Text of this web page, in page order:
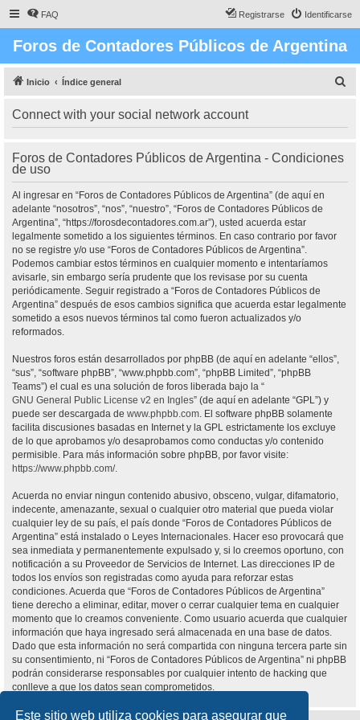
Este sitio web utiliza cookies para asegurar que
FAQ Identificarse
Registrarse
Foros de Contadores Públicos de Argentina
Inicio Índice general
Connect with your social network account
Foros de Contadores Públicos de Argentina - Condiciones
de uso
Al ingresar en “Foros de Contadores Públicos de Argentina” (de aquí en
adelante “nosotros”, “nos”, “nuestro”, “Foros de Contadores Públicos de
Argentina”, “https://forosdecontadores.com.ar”), usted acuerda estar
legalmente sometido a los siguientes términos. En caso contrario por favor
no se registre y/o use “Foros de Contadores Públicos de Argentina”.
Podemos cambiar estos términos en cualquier momento e intentaríamos
avisarle, sin embargo sería prudente que los revisase por su cuenta
periódicamente. Seguir registrado a “Foros de Contadores Públicos de
Argentina” después de esos cambios significa que acuerda estar legalmente
sometido a esos nuevos términos tal como fueron actualizados y/o
reformados.
Nuestros foros están desarrollados por phpBB (de aquí en adelante “ellos”,
“sus”, “software phpBB”, “www.phpbb.com”, “phpBB Limited”, “phpBB
Teams”) el cual es una solución de foros liberada bajo la “
GNU General Public License v2 en Ingles” (de aquí en adelante “GPL”) y
puede ser descargada de www.phpbb.com. El software phpBB solamente
facilita discusiones basadas en Internet y la GPL estrictamente los excluye
de lo que aprobamos y/o desaprobamos como conductas y/o contenido
permisible. Para más información sobre phpBB, por favor visite:
https://www.phpbb.com/.
Acuerda no enviar ningun contenido abusivo, obsceno, vulgar, difamatorio,
indecente, amenazante, sexual o cualquier otro material que pueda violar
cualquier ley de su país, el país donde “Foros de Contadores Públicos de
Argentina” está instalado o Leyes Internacionales. Hacer eso provocará que
sea inmediata y permanentemente expulsado y, si lo creemos oportuno, con
notificación a su Proveedor de Servicios de Internet. Las direcciones IP de
todos los envíos son registradas como ayuda para reforzar estas
condiciones. Acuerda que “Foros de Contadores Públicos de Argentina”
tiene derecho a eliminar, editar, mover o cerrar cualquier tema en cualquier
momento que lo creamos conveniente. Como usuario acuerda que cualquier
información que haya ingresado será almacenada en una base de datos.
Dado que esta información no será compartida con ninguna tercera parte sin
su consentimiento, ni “Foros de Contadores Públicos de Argentina” ni phpBB
podrán considerarse responsables por cualquier intento de hacking que
conlleve a que los datos sean comprometidos.